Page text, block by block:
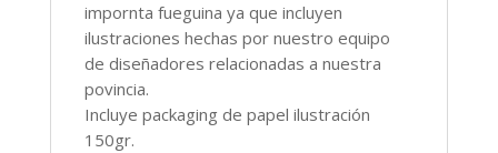
impornta fueguina ya que incluyen
ilustraciones hechas por nuestro equipo
de diseñadores relacionadas a nuestra
povincia.
Incluye packaging de papel ilustración
150gr.